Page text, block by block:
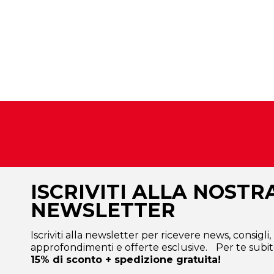
ISCRIVITI ALLA
NEWSLETTER
Iscriviti alla newsletter per ricevere news, consigli,
approfondimenti e offerte esclusive. Per te
15% di sconto + spedizione gratuita!